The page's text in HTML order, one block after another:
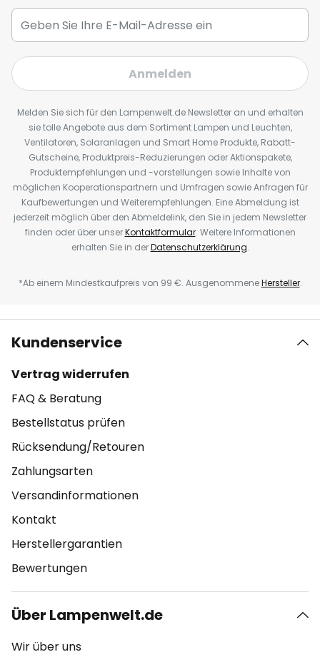
Anmelden
Melden Sie sich für den Lampenwelt.de Newsletter an und erhalten
sie tolle Angebote aus dem Sortiment Lampen und Leuchten,
Ventilatoren, Solaranlagen und Smart Home Produkte, Rabatt-
Gutscheine, Produktpreis-Reduzierungen oder Aktionspakete,
Produktempfehlungen und -vorstellungen sowie Inhalte von
möglichen Kooperationspartnern und Umfragen sowie Anfragen für
Kaufbewertungen und Weiterempfehlungen. Eine Abmeldung ist
jederzeit möglich über den Abmeldelink, den Sie in jedem Newsletter
finden oder über unserKontaktformular. Weitere Informationen
erhalten Sie in derDatenschutzerklärung.
*Ab einem Mindestkaufpreis von 99 €. AusgenommeneHersteller.
Kundenservice
Vertrag widerrufen
FAQ & Beratung
Bestellstatus prüfen
Rücksendung/Retouren
Zahlungsarten
Versandinformationen
Kontakt
Herstellergarantien
Bewertungen
Über Lampenwelt.de
Wir über uns